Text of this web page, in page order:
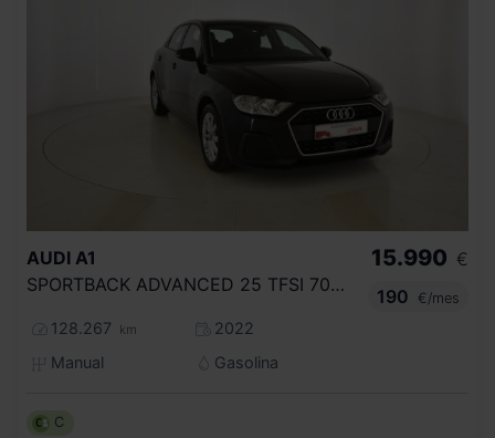
AUDI A1
SPORTBACK ADVANCED 25 TFSI 70KW (95CV)
128.267 km
2022
Manual
Gasolina
15.990 €
190
€/mes
C